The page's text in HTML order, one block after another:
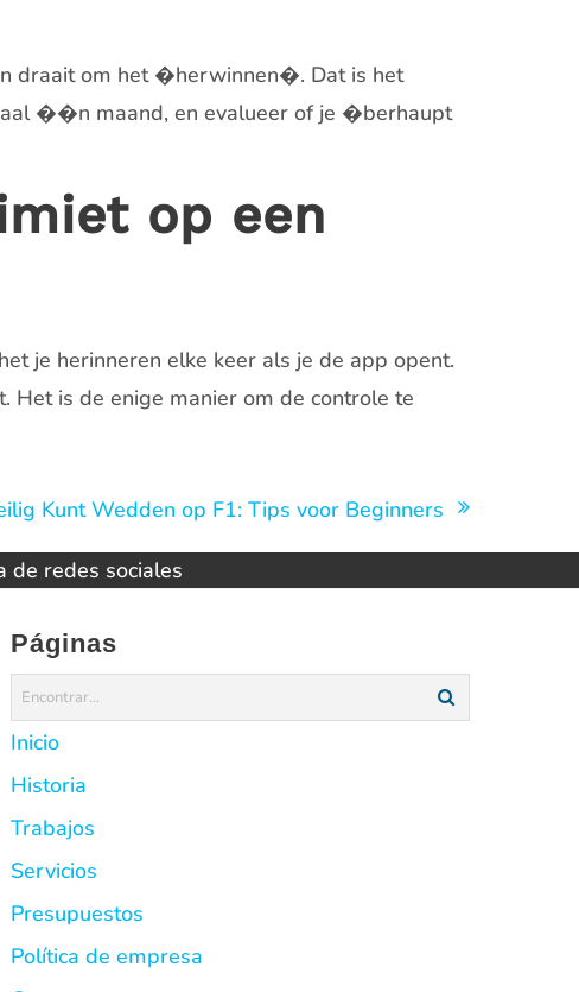
draait om het �herwinnen�. Dat is het
��n maand, en evalueer of je �berhaupt
op een
je herinneren elke keer als je de app opent.
Het is de enige manier om de controle te
Kunt Wedden op F1: Tips voor Beginners
de redes sociales
Páginas
Inicio
Historia
Trabajos
Servicios
Presupuestos
Política de empresa